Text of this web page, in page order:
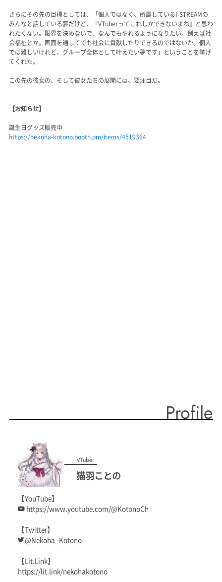
さらにその先の目標としては、「個人ではなく、所属しているI-STREAMの
みんなと話している夢だけど、『VTuberってこれしかできないよね』と思わ
れたくない。限界を決めないで、なんでもやれるようになりたい。例えば社
会福祉とか。画面を通してでも社会に貢献したりできるのではないか。個人
では難しいけれど、グループ全体として叶えたい夢です」ということを挙げ
てくれた。
この先の彼女の、そして彼女たちの展開には、要注目だ。
【お知らせ】
誕生日グッズ販売中
https://nekoha-kotono.booth.pm/items/4519364
Profile
VTuber
猫羽ことの
【YouTube】
https://www.youtube.com/@KotonoCh
【Twitter】
@Nekoha_Kotono
【Lit.Link】
https://lit.link/nekohakotono